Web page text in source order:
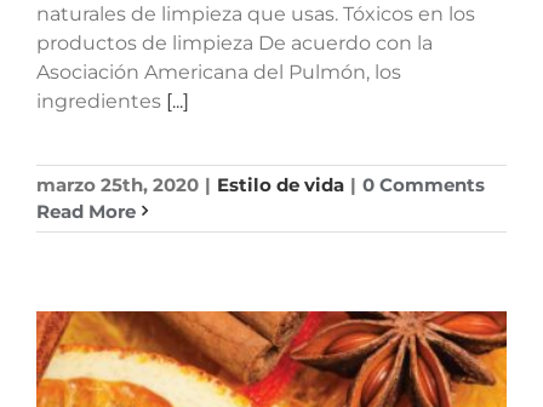
naturales de limpieza que usas. Tóxicos en los
productos de limpieza De acuerdo con la
Asociación Americana del Pulmón, los
ingredientes [...]
marzo 25th, 2020 | Estilo de vida | 0 Comments
Read More